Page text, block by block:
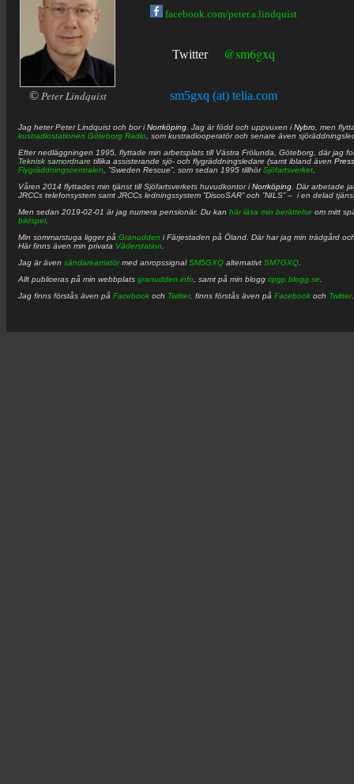
© Peter Lindquist
facebook.com/peter.a.lindquist
Twitter @sm6gxq
sm5gxq (at) telia.com
Jag heterPeter Lindquist och bor iNorrköping . Jag är född och uppvuxen iNybro , men
kustradiostationen Göteborg Radio , som kustradiooperatör och senare även
Efter nedläggningen 1995, flyttade min arbetsplats till Västra Frölunda, Göteborg, där jag
Teknisk samordnare tillika assisterande sjö- och flygräddningsledare (samt ibland även
Flygräddningscentralen , ”Sweden Rescue”, som sedan 1995 tillhörSjöfartsverket
Våren 2014 flyttades min tjänst till Sjöfartsverkets huvudkontor iNorrköping . Där arbetade
JRCCs telefonsystem samt JRCCs ledningssystem ”DiscoSAR” och ”NILS” – i en delad
Men sedan 2019-02-01 är jag numera pensionär. Du kan här läsa min berättelse om mitt
bildspel.
Min sommarstuga ligger på Granudden i Färjestaden på Öland. Där har jag min trädgård
Här finns även min privata Väderstation
Jag är även sändareamatörmed anropssignalSM5GXQ alternativt SM7GXQ
Allt publiceras på min webbplats granudden.info , samt på min blogg cpgp.blogg.se
Jag finns förstås även på Facebook och Twitter. finns förstås även på Facebook och Twitter.